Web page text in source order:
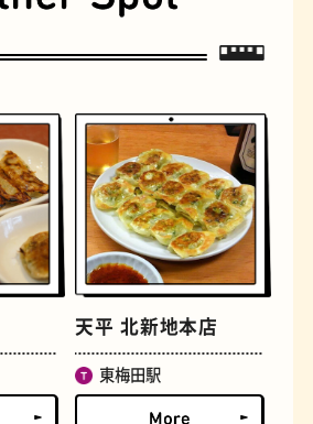
オムライス
天平 北新地本店
東梅田駅